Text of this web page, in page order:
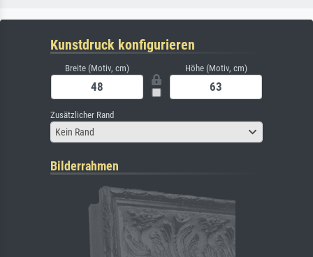
Kunstdruck konfigurieren
Breite (Motiv, cm) Höhe (Motiv, cm)
Zusätzlicher Rand
Kein Rand
Bilderrahmen